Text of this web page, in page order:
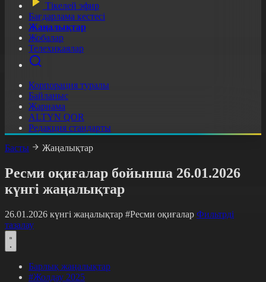
Тікелей эфир
Бағдарлама кестесі
Жаңалықтар
Жобалар
Телехикаялар
Корпорация туралы
Байланыс
Жарнама
ALTYN QOR
Редакция стандарты
Басты
Жаңалықтар
Ресми оқиғалар бойынша 26.01.2026
күнгі жаңалықтар
26.01.2026 күнгі жаңалықтар #Ресми оқиғалар Фильтрді
тазалау
Барлық жаңалықтар
#Жолдау 2025